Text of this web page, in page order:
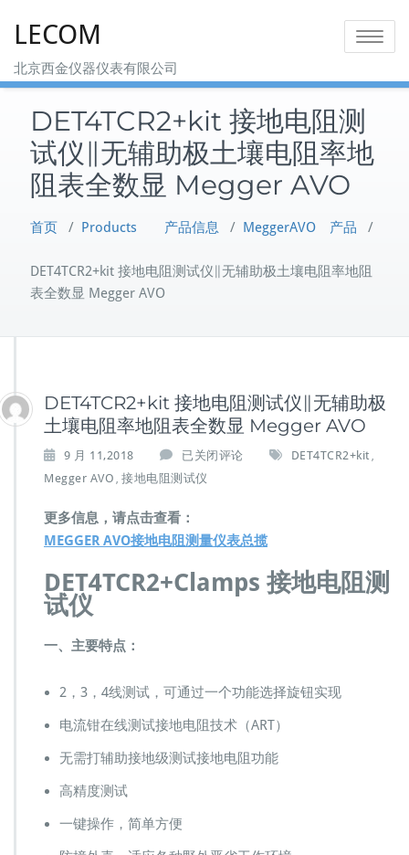
LECOM
北京西金仪器仪表有限公司
Toggle
DET4TCR2+kit 接地电阻测
试仪∥无辅助极土壤电阻率地
阻表全数显 Megger AVO
首页 / Products 产品信息 / MeggerAVO 产品 /
DET4TCR2+kit 接地电阻测试仪∥无辅助极土壤电阻率地阻
表全数显 Megger AVO
DET4TCR2+kit 接地电阻测试仪∥无辅助极
土壤电阻率地阻表全数显 Megger AVO
9 月 11,2018
D
E
T
C
2
地
阻
试
已关闭评论 DET4TCR2+kit
Megger AVO 接地电阻测试仪
更多信息，请点击查看：
MEGGER AVO接地电阻测量仪表总揽
DET4TCR2+Clamps 接地电阻测
试仪
一、主要特点：
2，3，4线测试，可通过一个功能选择旋钮实现
电流钳在线测试接地电阻技术（ART）
无需打辅助接地级测试接地电阻功能
高精度测试
一键操作，简单方便